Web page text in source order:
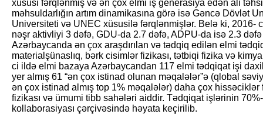
xüsusi fərqlənmiş və ən çox elmi iş generasiya edən ali
məhsuldarlığın artım dinamikasına görə isə Gəncə Dövlət
Universiteti və UNEC xüsusilə fərqlənmişlər. Belə ki, 2016-
nəşr aktivliyi 3 dəfə, GDU-da 2.7 dəfə, ADPU-da isə 2.3 dəfə
Azərbaycanda ən çox araşdırılan və tədqiq edilən elmi
materialşünaslıq, bərk cisimlər fizikası, tətbiqi fizika və
ci ildə elmi bazaya Azərbaycandan 117 elmi tədqiqat işi
yer almış 61 “ən çox istinad olunan məqalələr”ə (qlobal
ən çox istinad almış top 1% məqalələr) daha çox
fizikası və ümumi tibb sahələri aiddir. Tədqiqat işlərinin
kollaborasiyası çərçivəsində həyata keçirilib.